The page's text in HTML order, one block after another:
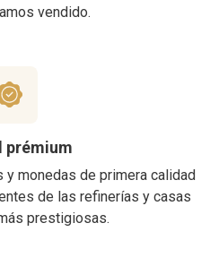
vendido.
prémium
monedas de primera calidad
de las refinerías y casas
prestigiosas.